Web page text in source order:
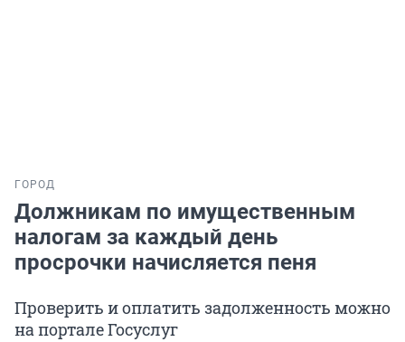
ГОРОД
Должникам по имущественным
налогам за каждый день
просрочки начисляется пеня
Проверить и оплатить задолженность можно
на портале Госуслуг